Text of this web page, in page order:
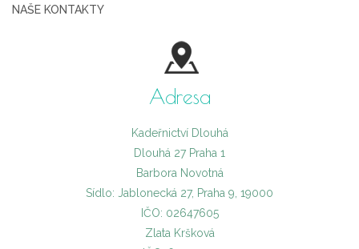
NAŠE KONTAKTY
Adresa
Kadeřnictví Dlouhá
Dlouhá 27 Praha 1
Barbora Novotná
Sídlo: Jablonecká 27, Praha 9, 19000
IČO: 02647605
Zlata Kršková